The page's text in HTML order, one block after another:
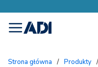
menu
Strona główna / Produkty /